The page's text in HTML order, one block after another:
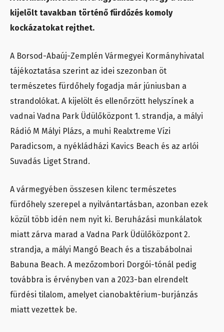
kijelölt tavakban történő fürdőzés komoly
kockázatokat rejthet.
A Borsod-Abaúj-Zemplén Vármegyei Kormányhivatal
tájékoztatása szerint az idei szezonban öt
természetes fürdőhely fogadja már júniusban a
strandolókat. A kijelölt és ellenőrzött helyszínek a
vadnai Vadna Park Üdülőközpont 1. strandja, a mályi
Rádió M Mályi Plázs, a muhi Realxtreme Vízi
Paradicsom, a nyékládházi Kavics Beach és az arlói
Suvadás Liget Strand.
A vármegyében összesen kilenc természetes
fürdőhely szerepel a nyilvántartásban, azonban ezek
közül több idén nem nyit ki. Beruházási munkálatok
miatt zárva marad a Vadna Park Üdülőközpont 2.
strandja, a mályi Mangó Beach és a tiszabábolnai
Babuna Beach. A mezőzombori Dorgói-tónál pedig
továbbra is érvényben van a 2023-ban elrendelt
fürdési tilalom, amelyet cianobaktérium-burjánzás
miatt vezettek be.